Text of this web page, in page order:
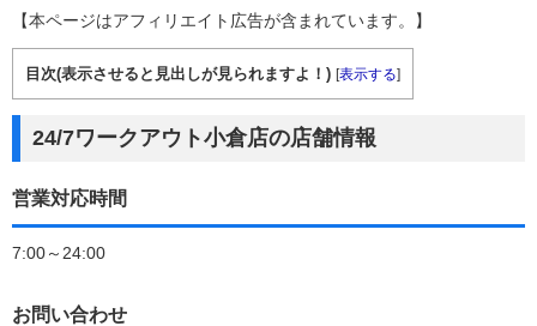
【本ページはアフィリエイト広告が含まれています。】
目次(表示させると見出しが見られますよ！) [表示する]
24/7ワークアウト小倉店の店舗情報
営業対応時間
7:00～24:00
お問い合わせ